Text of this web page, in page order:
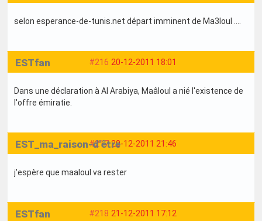
selon esperance-de-tunis.net départ imminent de Ma3loul ....
#216 20-12-2011 18:01
ESTfan
Dans une déclaration à Al Arabiya, Maâloul a nié l'existence de
l'offre émiratie.
#217 20-12-2011 21:46
EST_ma_raison-d'être
j'espère que maaloul va rester
#218 21-12-2011 17:12
ESTfan